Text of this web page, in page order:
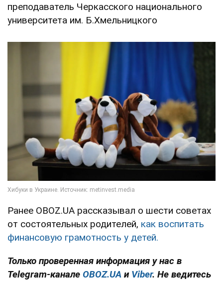
преподаватель Черкасского национального
университета им. Б.Хмельницкого
Ранее OBOZ.UA рассказывал о шести советах
от состоятельных родителей, как воспитать
финансовую грамотность у детей.
Только проверенная информация у нас в
Telegram-канале OBOZ.UA и Viber. Не ведитесь